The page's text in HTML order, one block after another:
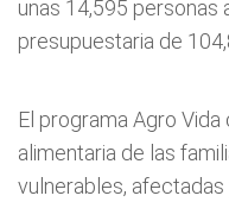
unas 14,595 personas
presupuestaria de
El programa Agro
alimentaria de las
vulnerables, afectadas